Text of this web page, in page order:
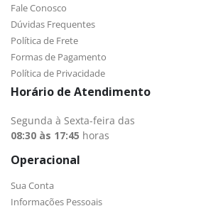
Fale Conosco
Dúvidas Frequentes
Política de Frete
Formas de Pagamento
Política de Privacidade
Horário de Atendimento
Segunda à Sexta-feira das
08:30 às 17:45 horas
Operacional
Sua Conta
Informações Pessoais